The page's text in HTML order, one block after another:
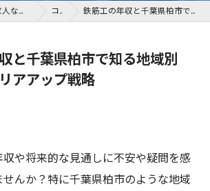
埼玉の鉄筋工の求人なら株式会社クライム・サクシード コラム 鉄筋工の年収と千葉県柏市で知る地域別給与やキャリアアップ戦略
と千葉県柏市で知る地域別
アアップ戦略
や将来的な見通しに不安や疑問を感
んか？特に千葉県柏市のような地域